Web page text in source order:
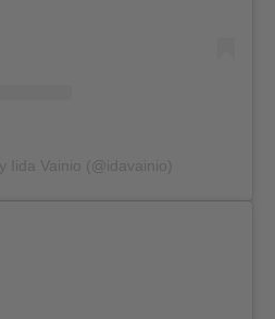
Iida Vainio (@idavainio)